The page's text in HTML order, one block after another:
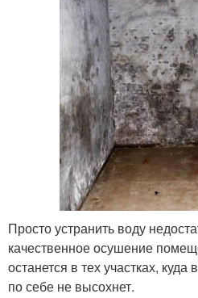
Просто устранить воду
качественное осушение
останется в тех участках,
по себе не высохнет.